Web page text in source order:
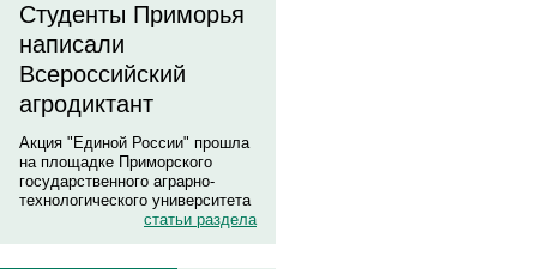
Студенты Приморья
написали
Всероссийский
агродиктант
Акция "Единой России" прошла
на площадке Приморского
государственного аграрно-
технологического университета
статьи раздела